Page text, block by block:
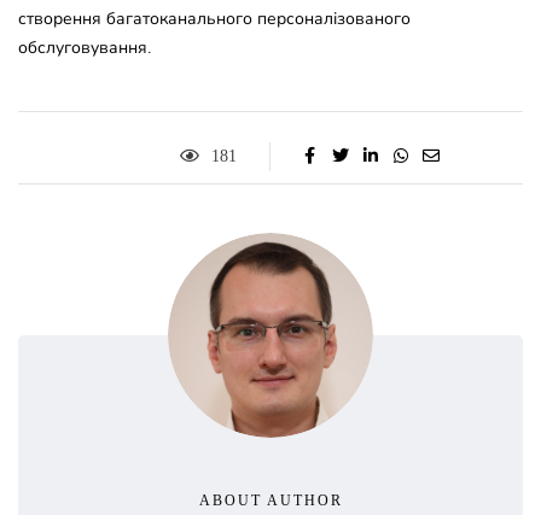
створення багатоканального персоналізованого
обслуговування.
181
ABOUT AUTHOR